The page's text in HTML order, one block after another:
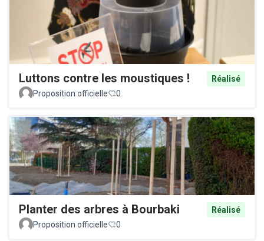
Luttons contre les moustiques !
Réalisé
Proposition officielle
0
Planter des arbres à Bourbaki
Réalisé
Proposition officielle
0